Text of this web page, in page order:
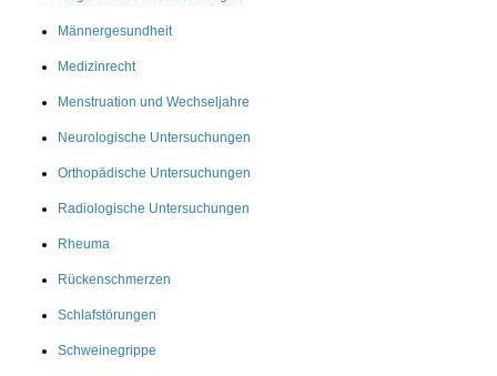
Männergesundheit
Medizinrecht
Menstruation und Wechseljahre
Neurologische Untersuchungen
Orthopädische Untersuchungen
Radiologische Untersuchungen
Rheuma
Rückenschmerzen
Schlafstörungen
Schweinegrippe